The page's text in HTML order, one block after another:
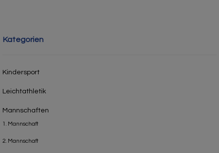
Kategorien
Kindersport
Leichtathletik
Mannschaften
1. Mannschaft
2. Mannschaft